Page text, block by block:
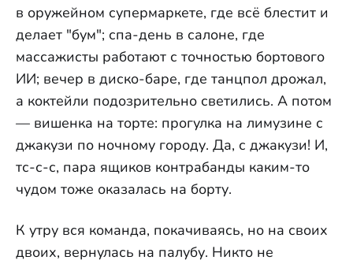
в оружейном супермаркете, где всё блестит и
делает "бум"; спа-день в салоне, где
массажисты работают с точностью бортового
ИИ; вечер в диско-баре, где танцпол дрожал,
а коктейли подозрительно светились. А потом
— вишенка на торте: прогулка на лимузине с
джакузи по ночному городу. Да, с джакузи! И,
тс-с-с, пара ящиков контрабанды каким-то
чудом тоже оказалась на борту.
К утру вся команда, покачиваясь, но на своих
двоих, вернулась на палубу. Никто не